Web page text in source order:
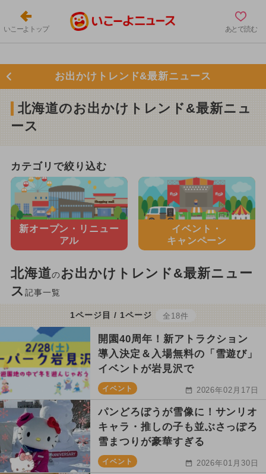
いこーよトップ あとで読む
お出かけトレンド&最新ニュース
北海道のお出かけトレンド&最新ニュ
ース
カテゴリで絞り込む
新オープン・ リニュー
アル
イベント・
キャンペーン
北海道のお出かけトレンド&最新ニュー
ス 記事一覧
1ページ目 / 1ページ 全18件
開園40周年！新アトラクション
導入決定＆入場無料の「雪遊び」
イベントが岩見沢で
イベント 2026年02月17日
パンどろぼうが雪像に！サンリオ
キャラ・推しの子も並ぶさっぽろ
雪まつりが豪華すぎる
イベント 2026年01月30日